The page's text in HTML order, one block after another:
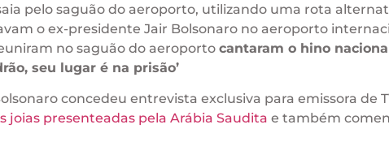
pelo saguão do aeroporto, utilizando uma rota
o ex-presidente Jair Bolsonaro no aeroporto
no saguão do aeroporto cantaram o hino
seu lugar é na prisão’
concedeu entrevista exclusiva para emissora de
joias presenteadas pela Arábia Saudita e também